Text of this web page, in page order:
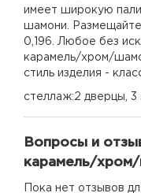
имеет широкую
шамони.
0,196. Любое без
карамель/хром/
стиль изделия -
стеллаж:2 дверцы, 3
Вопросы и
карамель/
Пока нет отзывов